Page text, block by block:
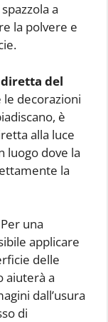
a
la polvere e
diretta del
decorazioni
è
alla luce
luogo dove la
la
Per una
applicare
delle
aiuterà a
dall’usura
di